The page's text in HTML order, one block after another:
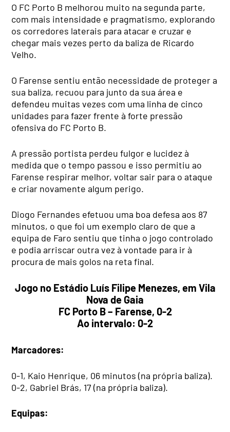
O FC Porto B melhorou muito na segunda parte,
com mais intensidade e pragmatismo, explorando
os corredores laterais para atacar e cruzar e
chegar mais vezes perto da baliza de Ricardo
Velho.
O Farense sentiu então necessidade de proteger a
sua baliza, recuou para junto da sua área e
defendeu muitas vezes com uma linha de cinco
unidades para fazer frente à forte pressão
ofensiva do FC Porto B.
A pressão portista perdeu fulgor e lucidez à
medida que o tempo passou e isso permitiu ao
Farense respirar melhor, voltar sair para o ataque
e criar novamente algum perigo.
Diogo Fernandes efetuou uma boa defesa aos 87
minutos, o que foi um exemplo claro de que a
equipa de Faro sentiu que tinha o jogo controlado
e podia arriscar outra vez à vontade para ir à
procura de mais golos na reta final.
Jogo no Estádio Luís Filipe Menezes, em Vila
Nova de Gaia
FC Porto B – Farense, 0-2
Ao intervalo: 0-2
Marcadores:
0-1, Kaio Henrique, 06 minutos (na própria baliza).
0-2, Gabriel Brás, 17 (na própria baliza).
Equipas: